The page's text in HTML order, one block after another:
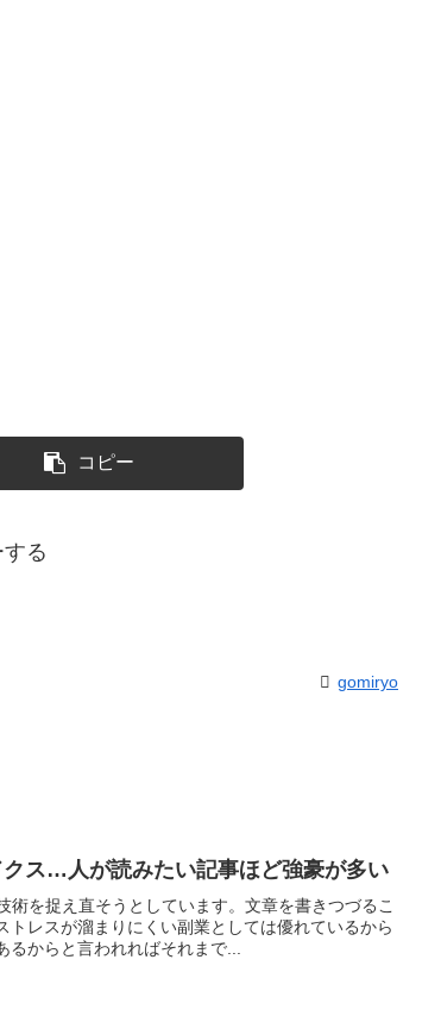
コピー
る
gomiryo
ス…人が読みたい記事ほど強豪が多い
を捉え直そうとしています。文章を書きつづるこ
レスが溜まりにくい副業としては優れているから
るからと言われればそれまで...